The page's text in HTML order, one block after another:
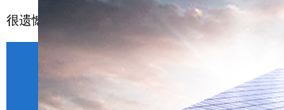
很遗憾，因您的浏览器版本过低导致无法获得最